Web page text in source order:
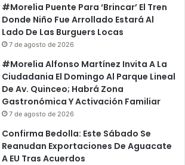
#Morelia Puente Para ‘Brincar’ El Tren
Donde Niño Fue Arrollado Estará Al
Lado De Las Burguers Locas
7 de agosto de 2026
#Morelia Alfonso Martínez Invita A La
Ciudadania El Domingo Al Parque Lineal
De Av. Quinceo; Habrá Zona
Gastronómica Y Activación Familiar
7 de agosto de 2026
Confirma Bedolla: Este Sábado Se
Reanudan Exportaciones De Aguacate
A EU Tras Acuerdos